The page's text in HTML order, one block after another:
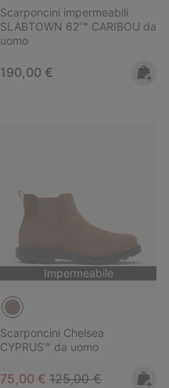
Scarponcini impermeabili
SLABTOWN 62'™ CARIBOU da
uomo
Regular price:
190,00 €
Impermeabile
Scarponcini Chelsea
CYPRUS™ da uomo
Sale price:
75,00 € Regular price:
125,00 €